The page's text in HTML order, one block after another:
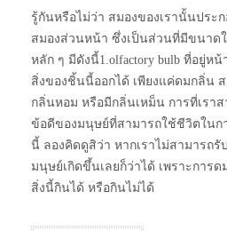
รู้กันหรือไม่ว่า สมองของเรานั้นประ
สมองส่วนหน้า ซึ่งเป็นส่วนที่มีขนา
หลัก ๆ มีดังนี้1.olfactory bulb ที่อยู่ห
สิ่งของชิ้นนี้ออกได้ เพียงแค่ดมกลิ่น
กลิ่นหอม หรือมีกลิ่นเหม็น การที่เรา
ข้อดีของมนุษย์ที่สามารถใช้ชีวิตในก
นี้ ลองคิดดูสิว่า หากเราไม่สามารถรั
มนุษย์เกิดขึ้นเลยก็ว่าได้ เพราะการ
สิ่งนี้กินได้ หรือกินไม่ได้